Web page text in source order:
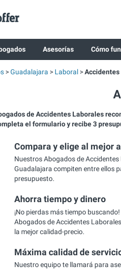
Asesorías Cómo
Guadalajara Laboral
de Accidentes Laborales
el formulario y recibe 3
Compara y elige al mejor
Nuestros Abogados de Accidentes
Guadalajara compiten entre ellos
presupuesto.
Ahorra tiempo y dinero
¡No pierdas más tiempo
Abogados de Accidentes
la mejor calidad-precio.
Máxima calidad de
Nuestro equipo te llamará para